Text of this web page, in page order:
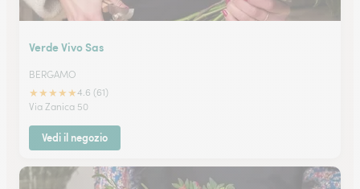
Verde Vivo Sas
BERGAMO
★★★★★4.6 (61)
Via Zanica 50
Vedi il negozio